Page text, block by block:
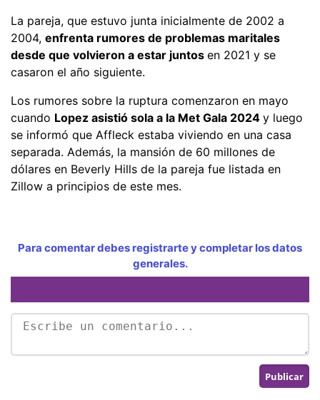
La pareja, que estuvo junta inicialmente de 2002 a
2004, enfrenta rumores de problemas maritales
desde que volvieron a estar juntos en 2021 y se
casaron el año siguiente.
Los rumores sobre la ruptura comenzaron en mayo
cuando Lopez asistió sola a la Met Gala 2024 y luego
se informó que Affleck estaba viviendo en una casa
separada. Además, la mansión de 60 millones de
dólares en Beverly Hills de la pareja fue listada en
Zillow a principios de este mes.
Para comentar debes registrarte y completar los datos
generales.